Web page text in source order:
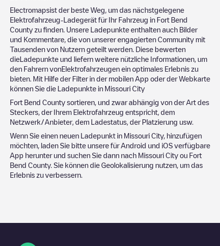
Electromapsist der beste Weg, um das nächstgelegene
Elektrofahrzeug-Ladegerät für Ihr Fahrzeug in Fort Bend
County zu finden. Unsere Ladepunkte enthalten auch Bilder
und Kommentare, die von unserer engagierten Community mit
Tausenden von Nutzern geteilt werden. Diese bewerten
dieLadepunkte und liefern weitere nützliche Informationen, um
den Fahrern vonElektrofahrzeugen ein optimales Erlebnis zu
bieten. Mit Hilfe der Filter in der mobilen App oder der Webkarte
können Sie die Ladepunkte in Missouri City
Fort Bend County sortieren, und zwar abhängig von der Art des
Steckers, der Ihrem Elektrofahrzeug entspricht, dem
Netzwerk/Anbieter, dem Ladestatus, der Platzierung usw.
Wenn Sie einen neuen Ladepunkt in Missouri City, hinzufügen
möchten, laden Sie bitte unsere für Android und iOS verfügbare
App herunter und suchen Sie dann nach Missouri City ou Fort
Bend County. Sie können die Geolokalisierung nutzen, um das
Erlebnis zu verbessern.